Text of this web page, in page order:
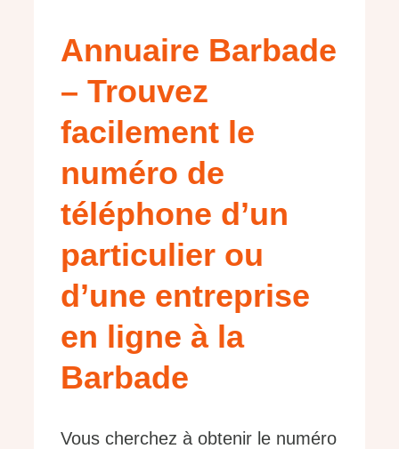
Annuaire Barbade
– Trouvez
facilement le
numéro de
téléphone d’un
particulier ou
d’une entreprise
en ligne à la
Barbade
Vous cherchez à obtenir le numéro